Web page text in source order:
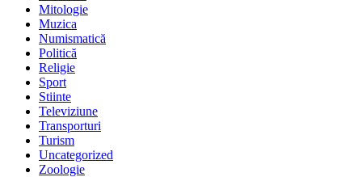
Mitologie
Muzica
Numismatică
Politică
Religie
Sport
Stiinte
Televiziune
Transporturi
Turism
Uncategorized
Zoologie